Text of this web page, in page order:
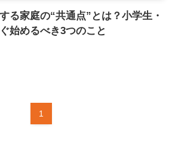
る家庭の“共通点”とは？小学生・
始めるべき3つのこと
1